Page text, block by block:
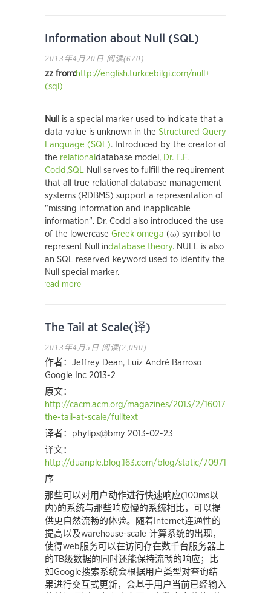
Information about Null (SQL)
2013年4月20日 阅读(670)
zz from:http://english.turkcebilgi.com/null+
(sql)
Null
is a special marker used to indicate that a
data value is unknown in the Structured Query
Language (SQL). Introduced by the creator of
the relational database model, Dr. E.F.
Codd ,SQL Null serves to fulfill the requirement
that all true relational database management
systems (RDBMS) support a representation of
"missing information and inapplicable
information". Dr. Codd also introduced the use
of the lowercase Greek omega (ω) symbol to
represent Null indatabase theory. NULL is also
an SQL reserved keyword used to identify the
Null special marker.
read more
The Tail at Scale(译)
2013年4月5日 阅读(2,090)
作者：Jeffrey Dean, Luiz André Barroso
Google Inc 2013-2
原文：
http://cacm.acm.org/magazines/2013/2/160173-
the-tail-at-scale/fulltext
译者：phylips@bmy 2013-02-23
译文：
http://duanple.blog.163.com/blog/static/
序
那些可以对用户动作进行快速响应(100ms以
内)的系统与那些响应慢的系统相比，可以提
供更自然流畅的体验。随着Internet连通性的
提高以及warehouse-scale 计算系统的出现，
使得web服务可以在访问存在数千台服务器上
的TB级数据的同时还能保持流畅的响应；比
如Google搜索系统会根据用户类型对查询结
果进行交互式更新，会基于用户当前已经输入